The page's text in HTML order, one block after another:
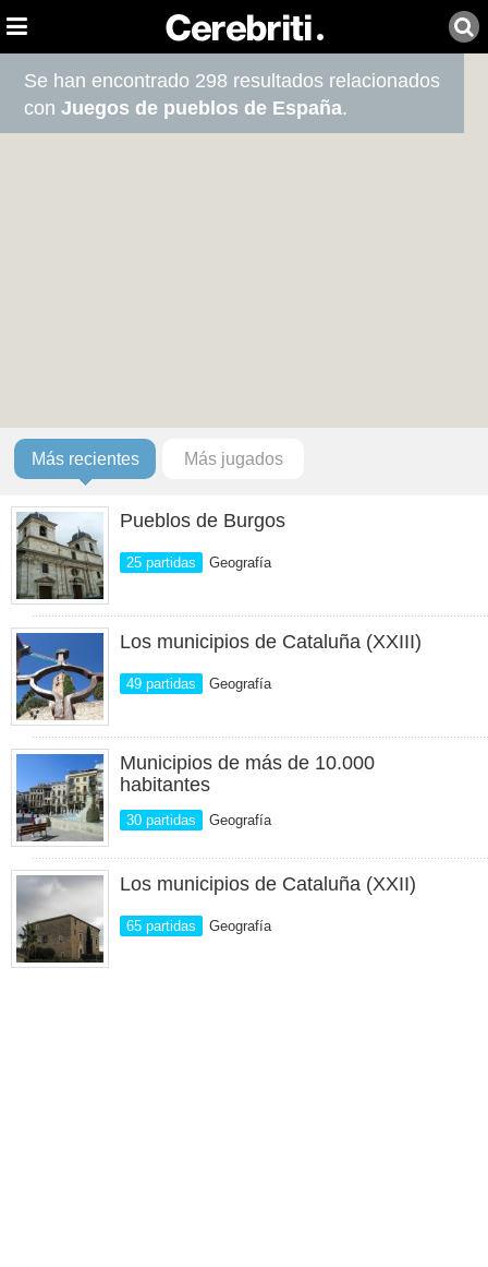
Se han encontrado 298 resultados relacionados
conJuegos de pueblos de España.
Más recientes Más jugados
Pueblos de Burgos
25 partidas Geografía
Los municipios de Cataluña (XXIII)
49 partidas Geografía
Municipios de más de 10.000
habitantes
30 partidas Geografía
Los municipios de Cataluña (XXII)
65 partidas Geografía